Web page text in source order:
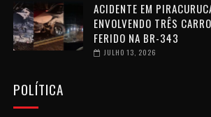
ACIDENTE EM
ENVOLVENDO TRÊS
FERIDO NA BR-343
JULHO 13, 2026
POLÍTICA